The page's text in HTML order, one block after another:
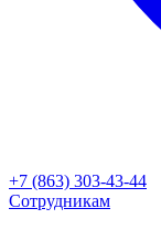
+7 (863) 303-43-44
Сотрудникам